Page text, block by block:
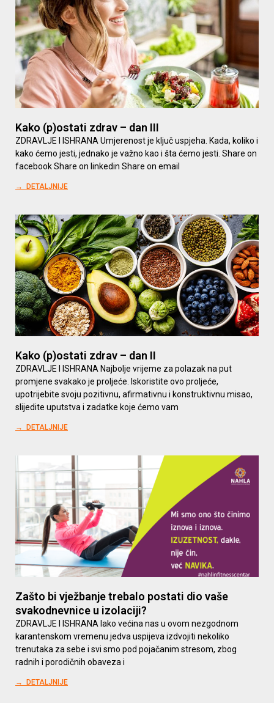
Kako (p)ostati zdrav – dan III
ZDRAVLJE I ISHRANA Umjerenost je ključ uspjeha. Kada, koliko i
kako ćemo jesti, jednako je važno kao i šta ćemo jesti. Share on
facebook Share on linkedin Share on email
→ DETALJNIJE
Kako (p)ostati zdrav – dan II
ZDRAVLJE I ISHRANA Najbolje vrijeme za polazak na put
promjene svakako je proljeće. Iskoristite ovo proljeće,
upotrijebite svoju pozitivnu, afirmativnu i konstruktivnu misao,
slijedite uputstva i zadatke koje ćemo vam
→ DETALJNIJE
Zašto bi vježbanje trebalo postati dio vaše
svakodnevnice u izolaciji?
ZDRAVLJE I ISHRANA Iako većina nas u ovom nezgodnom
karantenskom vremenu jedva uspijeva izdvojiti nekoliko
trenutaka za sebe i svi smo pod pojačanim stresom, zbog
radnih i porodičnih obaveza i
→ DETALJNIJE